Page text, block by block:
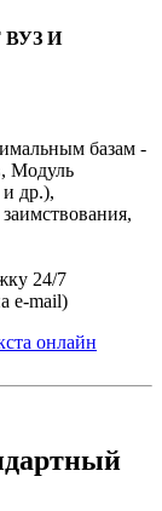
И
базам -
Модуль
др.),
24/7
e-mail)
онлайн